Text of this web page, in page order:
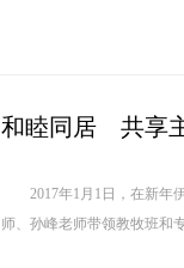
和睦同居 共享
2017年1月1日，在新年伊
师、孙峰老师带领教牧班和